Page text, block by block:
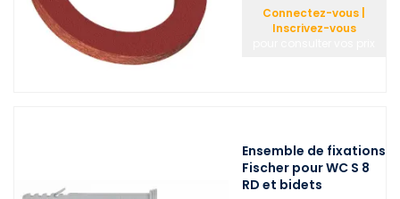
Connectez-vous |
Inscrivez-vous
Ensemble de fixations
Fischer pour WC S 8
RD et bidets